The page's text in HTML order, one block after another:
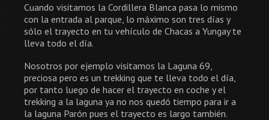
Cuando visitamos la Cordillera Blanca pasa lo mismo
con la entrada al parque, lo máximo son tres días y
sólo el trayecto en tu vehículo de Chacas a Yungay te
lleva todo el día.
Nosotros por ejemplo visitamos la Laguna 69,
preciosa pero es un trekking que te lleva todo el día,
por tanto luego de hacer el trayecto en coche y el
trekking a la laguna ya no nos quedó tiempo para ir a
la laguna Parón pues el trayecto es largo también.